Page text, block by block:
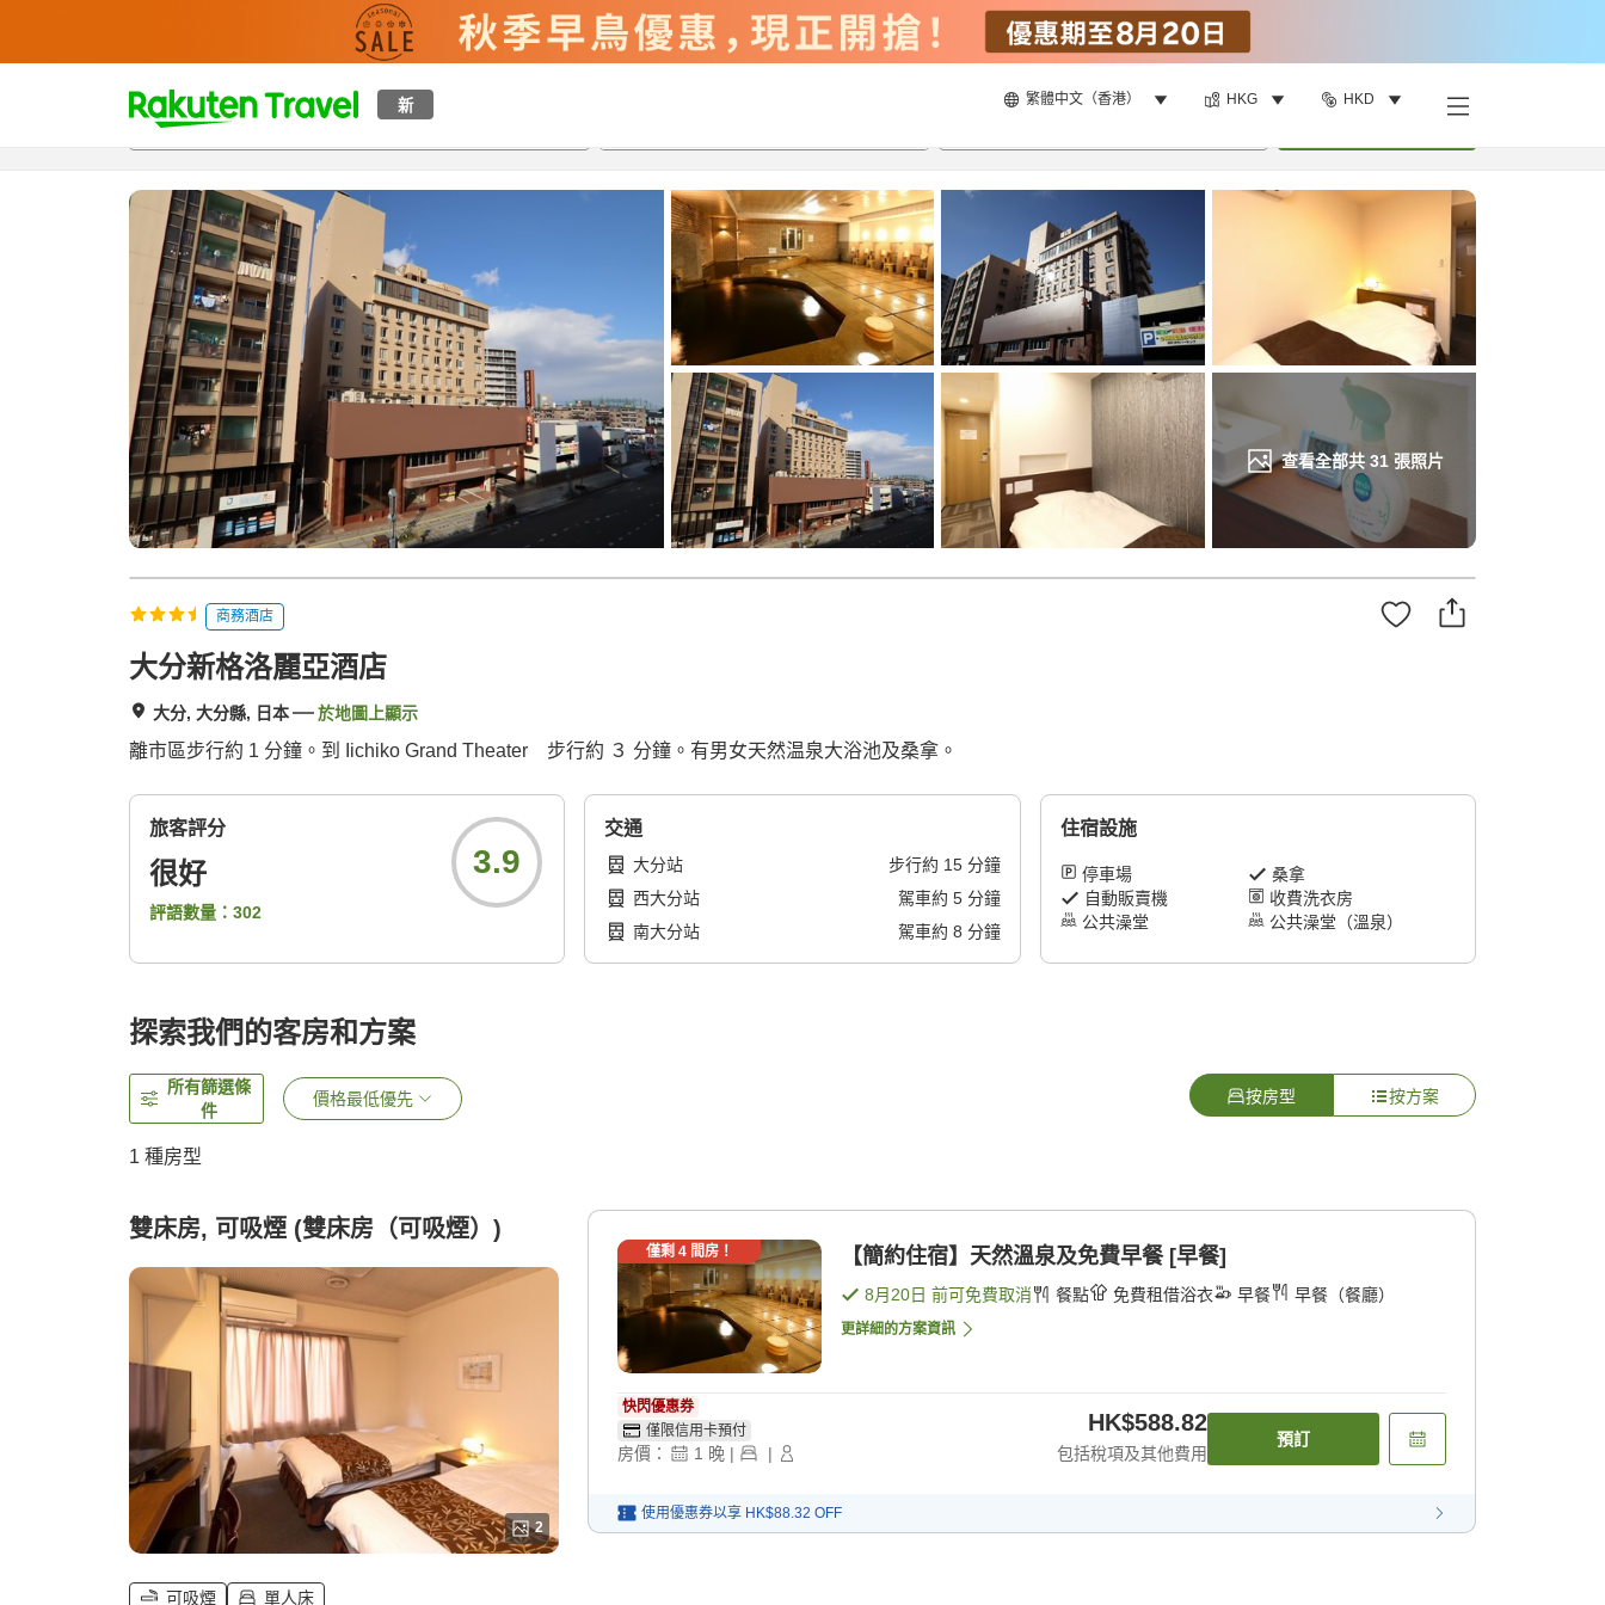
新 繁體中文（香港） HKG HKD
t
p
a
c
h
查看全部共 31張照片
概覽房間及住宿方案 評價設施
商務酒店
大分新格洛麗亞酒店
大分, 大分縣, 日本 於地圖上顯示
離市區步行約 1 分鐘。到 Iichiko Grand Theater 步行約 ３ 分鐘。有男女天然温泉大浴池及桑拿。
旅客評分
很好
評語數量： 302
3.9
交通
大分站 步行約 15分鐘
西大分站
駕車約 5分鐘
南大分站
駕車約 8 分鐘
住宿設施
停車場
桑拿
自動販賣機
收費洗衣房
公共澡堂
公共澡堂（溫泉）
探索我們的客房和方案
所有篩選條
件
價格最低優先 按房型 按方案
1 種房型
雙床房, 可吸煙 (雙床房（可吸煙）)
2
可吸煙 單人床
僅剩 4間房！ 【簡約住宿】天然溫泉及免費早餐 [早餐]
8月20日 前可免費取消 餐點 免費租借浴衣 早餐 早餐（餐廳）
更詳細的方案資訊
快閃優惠券
僅限信用卡預付
房價： 1 晚 | |
HK$588.82
包括稅項及其他費用
預訂
使用優惠券以享 HK$88.32 OFF